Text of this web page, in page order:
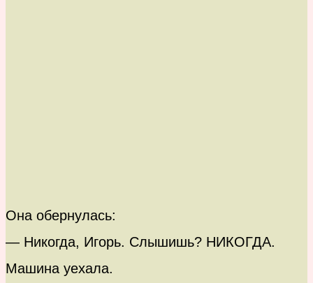
Она обернулась:
— Никогда, Игорь. Слышишь? НИКОГДА.
Машина уехала.